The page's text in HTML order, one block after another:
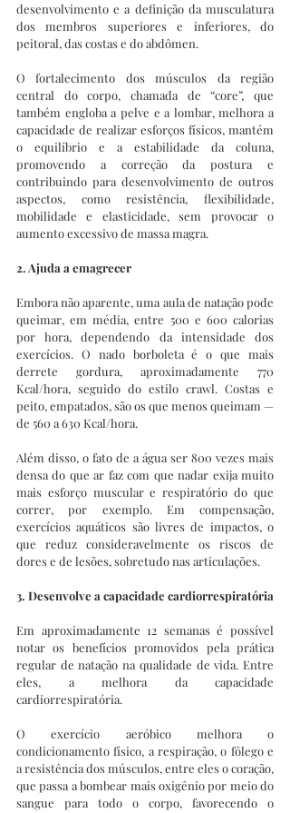
desenvolvimento e a definição da musculatura
dos membros superiores e inferiores, do
peitoral, das costas e do abdômen.
O fortalecimento dos músculos da região
central do corpo, chamada de “core”, que
também engloba a pelve e a lombar, melhora a
capacidade de realizar esforços físicos, mantém
o equilíbrio e a estabilidade da coluna,
promovendo a correção da postura e
contribuindo para desenvolvimento de outros
aspectos, como resistência, flexibilidade,
mobilidade e elasticidade, sem provocar o
aumento excessivo de massa magra.
2. Ajuda a emagrecer
Embora não aparente, uma aula de natação pode
queimar, em média, entre 500 e 600 calorias
por hora, dependendo da intensidade dos
exercícios. O nado borboleta é o que mais
derrete gordura, aproximadamente 770
Kcal/hora, seguido do estilo crawl. Costas e
peito, empatados, são os que menos queimam —
de 560 a 630 Kcal/hora.
Além disso, o fato de a água ser 800 vezes mais
densa do que ar faz com que nadar exija muito
mais esforço muscular e respiratório do que
correr, por exemplo. Em compensação,
exercícios aquáticos são livres de impactos, o
que reduz consideravelmente os riscos de
dores e de lesões, sobretudo nas articulações.
3. Desenvolve a capacidade cardiorrespiratória
Em aproximadamente 12 semanas é possível
notar os benefícios promovidos pela prática
regular de natação na qualidade de vida. Entre
eles, a melhora da capacidade
cardiorrespiratória.
O exercício aeróbico melhora o
condicionamento físico, a respiração, o fôlego e
a resistência dos músculos, entre eles o coração,
que passa a bombear mais oxigênio por meio do
sangue para todo o corpo, favorecendo o